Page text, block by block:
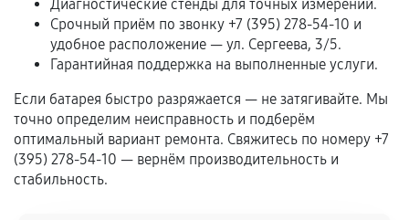
Если комплектующие куплены
самостоятельно
Гарантия на выполненные работы может
сохраняться полностью или частично, если
соблюдены следующие условия:
Предоставленные детали подходят по
Диагностические стенды для точных измерений.
Срочный приём по звонку +7 (395) 278-54-10 и
удобное расположение — ул. Сергеева, 3/5.
Гарантийная поддержка на выполненные услуги.
Если батарея быстро разряжается — не затягивайте. Мы
точно определим неисправность и подберём
оптимальный вариант ремонта. Свяжитесь по номеру +7
(395) 278-54-10 — вернём производительность и
стабильность.